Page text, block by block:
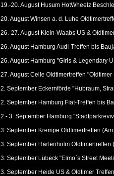
19.-20. August Husum HotWheelz
20. August Winsen a. d. Luhe
26.-27. August Klein-Waabs US &
26. August Hamburg Audi-Treffen bis
26. August Hamburg "Girls & Legendary
27. August Celle Oldtimertreffen "Oldtimer
2. September Eckernförde "Hubraum,
2. September Hamburg Fiat-Treffen bis
2.- 3. September Hamburg
3. September Krempe Oldtimertreffen
3. September Hartenholm Oldtimertreffen
3. September Lübeck "Elmo´s Street
3. September Heide US & Oldtimer